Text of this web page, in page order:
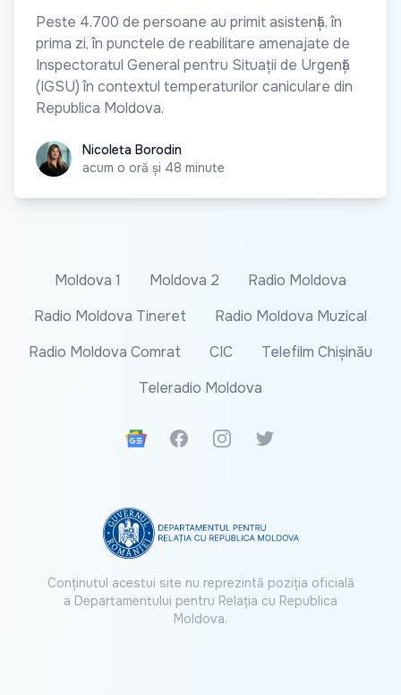
Peste 4.700 de persoane au primit asistență, în
prima zi, în punctele de reabilitare amenajate de
Inspectoratul General pentru Situații de Urgență
(IGSU) în contextul temperaturilor caniculare din
Republica Moldova.
Nicoleta Borodin
Nicoleta Borodin
acum o oră și 48 minute
Moldova 1 Moldova 2
Radio Moldova
Radio Moldova Tineret
Radio Moldova Muzical
Radio Moldova Comrat
CIC
Telefilm Chișinău
Teleradio Moldova
Google News
FacebookInstagramTwitter
Conținutul acestui site nu reprezintă poziția oficială
a Departamentului pentru Relația cu Republica
Moldova.